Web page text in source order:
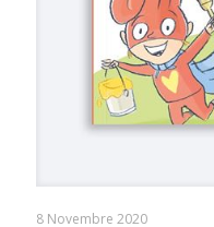
8 Novembre 2020